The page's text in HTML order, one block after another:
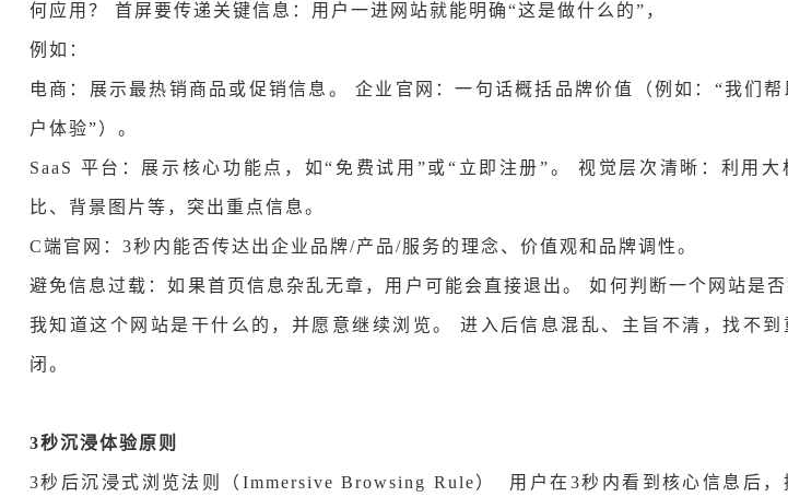
何应用？ 首屏要传递关键信息：用户一进网站就能明确“这是做什么的”，
例如：
电商：展示最热销商品或促销信息。 企业官网：一句话概括品牌价值（例如：“我们帮
户体验”）。
SaaS 平台：展示核心功能点，如“免费试用”或“立即注册”。 视觉层次清晰：利用大
比、背景图片等，突出重点信息。
C端官网： 3秒内能否传达出企业品牌/产品/服务的理念、价值观和品牌调性。
避免信息过载：如果首页信息杂乱无章，用户可能会直接退出。 如何判断一个网站是
我知道这个网站是干什么的，并愿意继续浏览。 进入后信息混乱、主旨不清，找不到
闭。
3秒沉浸体验原则
3秒后沉浸式浏览法则（Immersive Browsing Rule） 用户在3秒内看到核心信息后，